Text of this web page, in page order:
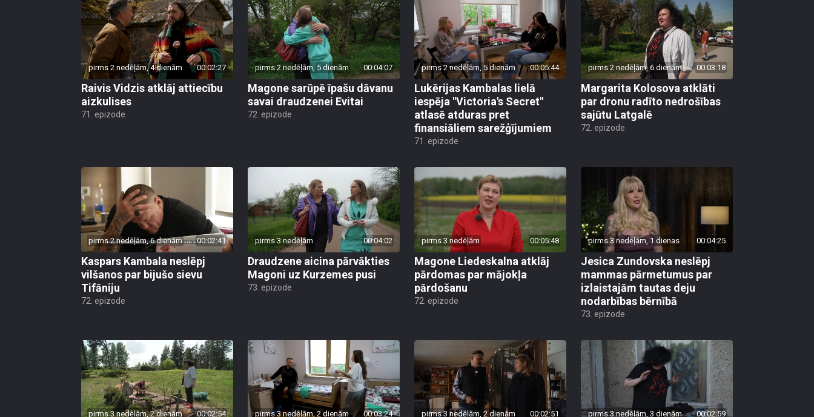
pirms 2 nedēļām, 4 dienām 00:02:27
Raivis Vidzis atklāj attiecību
aizkulises
71. epizode
pirms 2 nedēļām, 5 dienām 00:04:07
Magone sarūpē īpašu dāvanu
savai draudzenei Evitai
72. epizode
pirms 2 nedēļām, 5 dienām 00:05:44
Lukērijas Kambalas lielā
iespēja "Victoria's Secret"
atlasē atduras pret
finansiāliem sarežģījumiem
71. epizode
pirms 2 nedēļām, 6 dienām 00:03:18
Margarita Kolosova atklāti
par dronu radīto nedrošības
sajūtu Latgalē
72. epizode
pirms 2 nedēļām, 6 dienām 00:02:41
Kaspars Kambala neslēpj
vilšanos par bijušo sievu
Tifāniju
72. epizode
pirms 3 nedēļām 00:04:02
Draudzene aicina pārvākties
Magoni uz Kurzemes pusi
73. epizode
pirms 3 nedēļām 00:05:48
Magone Liedeskalna atklāj
pārdomas par mājokļa
pārdošanu
72. epizode
pirms 3 nedēļām, 1 dienas 00:04:25
Jesica Zundovska neslēpj
mammas pārmetumus par
izlaistajām tautas deju
nodarbības bērnībā
73. epizode
pirms 3 nedēļām, 2 dienām 00:02:54 pirms 3 nedēļām, 2 dienām 00:03:24 pirms 3 nedēļām, 2 dienām 00:02:51 pirms 3 nedēļām, 3 dienām 00:02:59